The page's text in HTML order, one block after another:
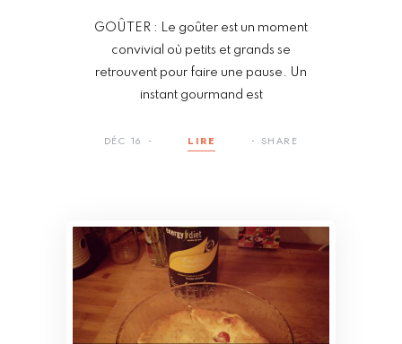
GOÛTER : Le goûter est un moment
convivial où petits et grands se
retrouvent pour faire une pause. Un
instant gourmand est
DÉC 16 LIRE SHARE